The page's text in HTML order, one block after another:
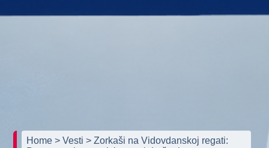
Home> Vesti> Zorkaši na Vidovdanskoj regati: